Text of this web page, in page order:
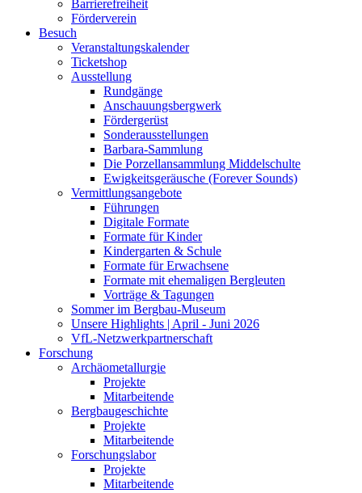
Barrierefreiheit
Förderverein
Besuch
Veranstaltungskalender
Ticketshop
Ausstellung
Rundgänge
Anschauungsbergwerk
Fördergerüst
Sonderausstellungen
Barbara-Sammlung
Die Porzellansammlung Middelschulte
Ewigkeitsgeräusche (Forever Sounds)
Vermittlungsangebote
Führungen
Digitale Formate
Formate für Kinder
Kindergarten & Schule
Formate für Erwachsene
Formate mit ehemaligen Bergleuten
Vorträge & Tagungen
Sommer im Bergbau-Museum
Unsere Highlights | April - Juni 2026
VfL-Netzwerkpartnerschaft
Forschung
Archäometallurgie
Projekte
Mitarbeitende
Bergbaugeschichte
Projekte
Mitarbeitende
Forschungslabor
Projekte
Mitarbeitende